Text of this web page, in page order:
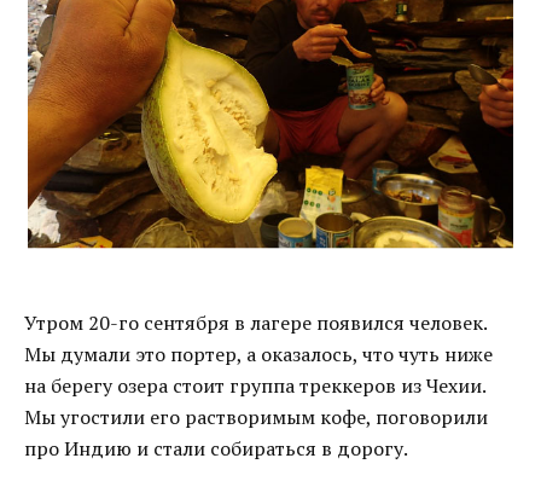
Утром 20-го сентября в лагере появился человек.
Мы думали это портер, а оказалось, что чуть ниже
на берегу озера стоит группа треккеров из Чехии.
Мы угостили его растворимым кофе, поговорили
про Индию и стали собираться в дорогу.